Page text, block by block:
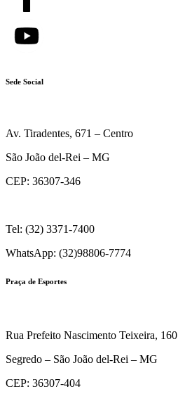
Sede Social
Av. Tiradentes, 671 – Centro
São João del-Rei – MG
CEP: 36307-346
Tel: (32) 3371-7400
WhatsApp: (32)98806-7774
Praça de Esportes
Rua Prefeito Nascimento Teixeira, 160
Segredo – São João del-Rei – MG
CEP: 36307-404